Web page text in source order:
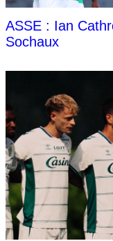
ASSE : Ian
Sochaux